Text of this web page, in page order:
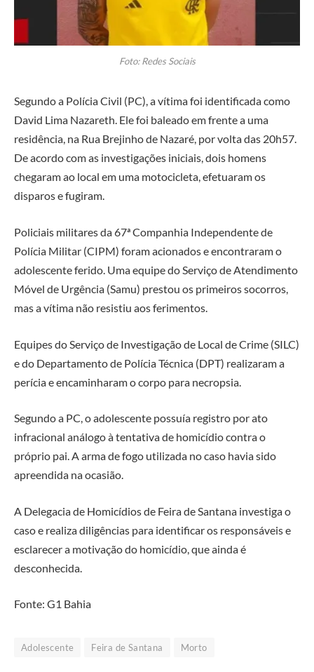
Foto: Redes Sociais
Segundo a Polícia Civil (PC), a vítima foi identificada como
David Lima Nazareth. Ele foi baleado em frente a uma
residência, na Rua Brejinho de Nazaré, por volta das 20h57.
De acordo com as investigações iniciais, dois homens
chegaram ao local em uma motocicleta, efetuaram os
disparos e fugiram.
Policiais militares da 67ª Companhia Independente de
Polícia Militar (CIPM) foram acionados e encontraram o
adolescente ferido. Uma equipe do Serviço de Atendimento
Móvel de Urgência (Samu) prestou os primeiros socorros,
mas a vítima não resistiu aos ferimentos.
Equipes do Serviço de Investigação de Local de Crime (SILC)
e do Departamento de Polícia Técnica (DPT) realizaram a
perícia e encaminharam o corpo para necropsia.
Segundo a PC, o adolescente possuía registro por ato
infracional análogo à tentativa de homicídio contra o
próprio pai. A arma de fogo utilizada no caso havia sido
apreendida na ocasião.
A Delegacia de Homicídios de Feira de Santana investiga o
caso e realiza diligências para identificar os responsáveis e
esclarecer a motivação do homicídio, que ainda é
desconhecida.
Fonte: G1 Bahia
Adolescente Feira de Santana Morto